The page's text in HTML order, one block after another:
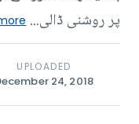
پر روشنی ڈالی...
UPLOADED
24, 2018